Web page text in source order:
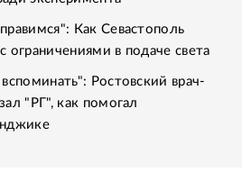
Как Севастополь
ограничениями в подаче света
Ростовский врач-
"РГ", как помогал